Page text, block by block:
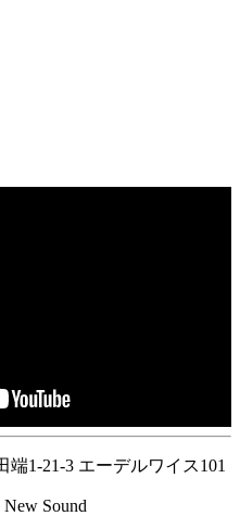
1-21-3 エーデルワイス101
Sound